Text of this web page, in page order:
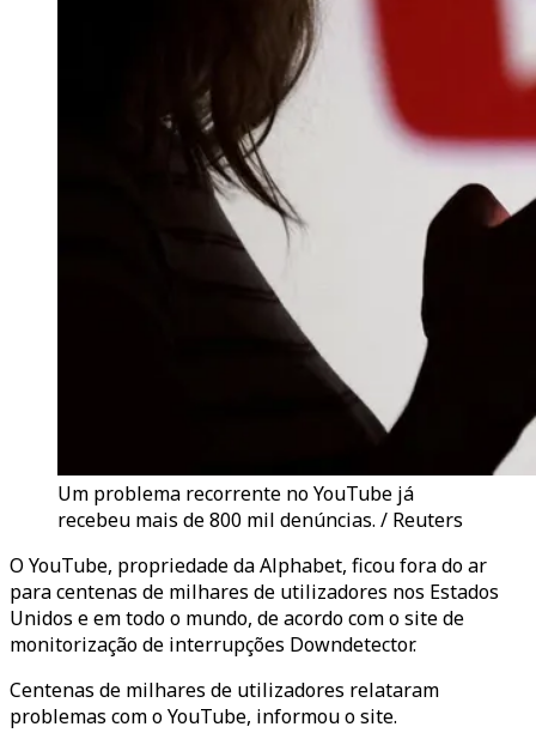
Um problema recorrente no YouTube já
recebeu mais de 800 mil denúncias. / Reuters
O YouTube, propriedade da Alphabet, ficou fora do ar
para centenas de milhares de utilizadores nos Estados
Unidos e em todo o mundo, de acordo com o site de
monitorização de interrupções Downdetector.
Centenas de milhares de utilizadores relataram
problemas com o YouTube, informou o site.